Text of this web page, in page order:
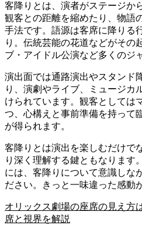
客降りとは、演者がステージか
観客との距離を縮めたり、物語
手法です。語源は客席に降りる
り。伝統芸能の花道などがその
ブ・アイドル公演など多くのジ
演出面では通路演出やスタンド
り、演劇やライブ、ミュージカ
けられています。観客としては
つ、心構えと事前準備を持って
が得られます。
客降りとは演出を楽しむだけで
り深く理解する鍵ともなります
には、客降りについて意識しな
ださい。きっと一味違った感動
オリックス劇場の座席の見え方
席と視界を解説